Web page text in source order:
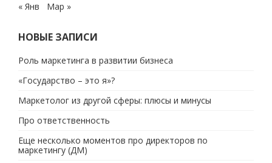
« Янв Мар »
НОВЫЕ ЗАПИСИ
Роль маркетинга в развитии бизнеса
«Государство – это я»?
Маркетолог из другой сферы: плюсы и минусы
Про ответственность
Еще несколько моментов про директоров по
маркетингу (ДМ)